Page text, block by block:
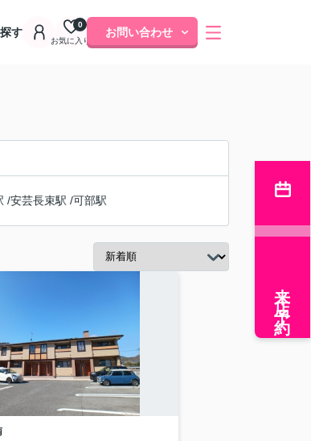
す
お気に入り
0
お問い合わせ
/安芸長束駅 /可部駅
来店予約